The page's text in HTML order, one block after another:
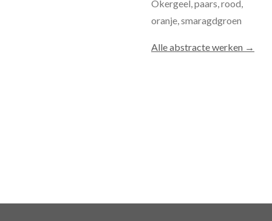
Okergeel, paars, rood,
oranje, smaragdgroen
Alle abstracte werken →